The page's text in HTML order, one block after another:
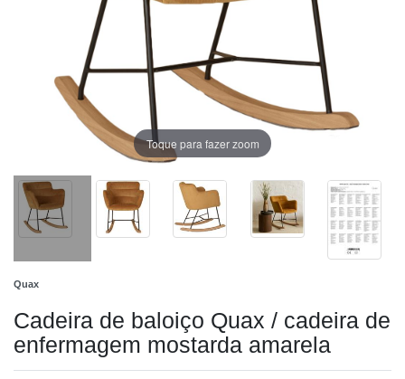
Toque para fazer zoom
Quax
Cadeira de baloiço Quax / cadeira de
enfermagem mostarda amarela